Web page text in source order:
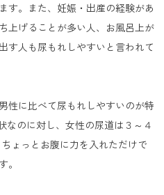
す。また、妊娠・出産の経験があ
上げることが多い人、お風呂上が
す人も尿もれしやすいと言われて
性に比べて尿もれしやすいのが特
なのに対し、女性の尿道は３～４
ょっとお腹に力を入れただけで
。